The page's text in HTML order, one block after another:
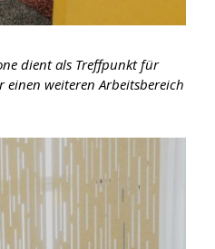
dient als Treffpunkt für
weiteren Arbeitsbereich